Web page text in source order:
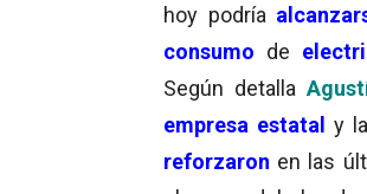
hoy podría
consumo de
Según detalla
empresa estatal y la
reforzaron en las